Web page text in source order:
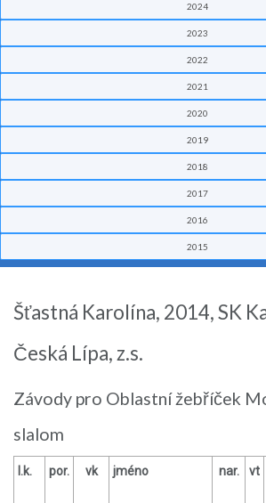
2024
2023
2022
2021
2020
2019
2018
2017
2016
2015
Šťastná Karolína, 2014, SK
Česká Lípa, z.s.
Závody pro Oblastní žebříček
slalom
l.k. por. vk jméno nar. vt